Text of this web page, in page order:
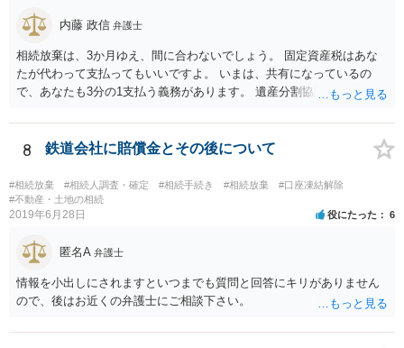
内藤 政信 弁護士
相続放棄は、3か月ゆえ、間に合わないでしょう。 固定資産税はあな
たが代わって支払ってもいいですよ。 いまは、共有になっているの
で、あなたも3分の1支払う義務があります。 遺産分割協議をして、不
払い義務があります。
8 鉄道会社に賠償金とその後について
#相続放棄 #相続人調査・確定 #相続手続き #相続放棄
#口座凍結解除
#不動産・土地の相続
2019年6月28日 役にたった 6
匿名A 弁護士
情報を小出しにされますといつまでも質問と回答にキリがありません
ので、後はお近くの弁護士にご相談下さい。